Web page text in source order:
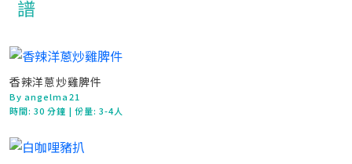
香辣洋蔥炒雞脾件
By angelma21
時間:30 分鐘 | 份量: 3-4人